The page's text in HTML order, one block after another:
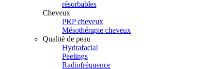
résorbables
Cheveux
PRP cheveux
Mésothérapie cheveux
Qualité de peau
Hydrafacial
Peelings
Radiofréquence